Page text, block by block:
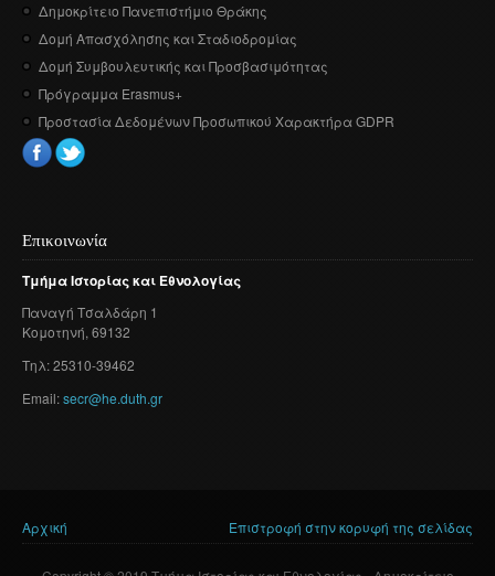
Δημοκρίτειο Πανεπιστήμιο Θράκης
Δομή Απασχόλησης και Σταδιοδρομίας
Δομή Συμβουλευτικής και Προσβασιμότητας
Πρόγραμμα Erasmus+
Προστασία Δεδομένων Προσωπικού Χαρακτήρα GDPR
Επικοινωνία
ΤμήμαΙστορίαςκαι Εθνολογίας
Παναγή Τσαλδάρη 1
Κομοτηνή, 69132
Τηλ: 25310-39462
Email:secr@he.duth.gr
Είστε εδώ
Αρχική Επιστροφή στην κορυφή της σελίδας